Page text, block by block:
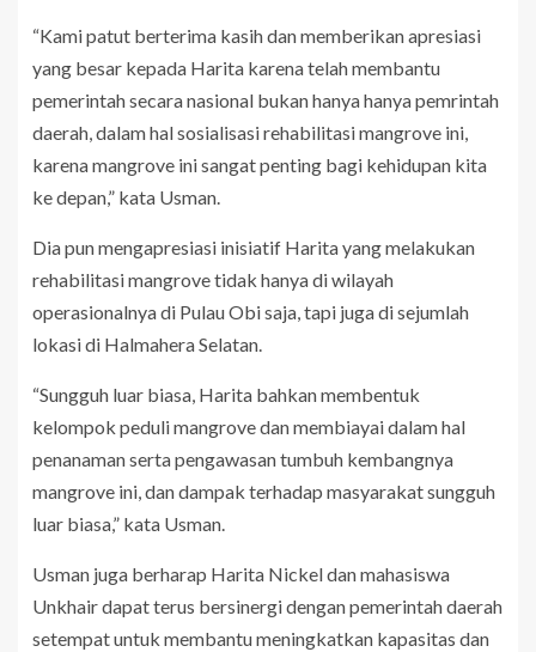
“Kami patut berterima kasih dan memberikan apresiasi
yang besar kepada Harita karena telah membantu
pemerintah secara nasional bukan hanya hanya pemrintah
daerah, dalam hal sosialisasi rehabilitasi mangrove ini,
karena mangrove ini sangat penting bagi kehidupan kita
ke depan,” kata Usman.
Dia pun mengapresiasi inisiatif Harita yang melakukan
rehabilitasi mangrove tidak hanya di wilayah
operasionalnya di Pulau Obi saja, tapi juga di sejumlah
lokasi di Halmahera Selatan.
“Sungguh luar biasa, Harita bahkan membentuk
kelompok peduli mangrove dan membiayai dalam hal
penanaman serta pengawasan tumbuh kembangnya
mangrove ini, dan dampak terhadap masyarakat sungguh
luar biasa,” kata Usman.
Usman juga berharap Harita Nickel dan mahasiswa
Unkhair dapat terus bersinergi dengan pemerintah daerah
setempat untuk membantu meningkatkan kapasitas dan